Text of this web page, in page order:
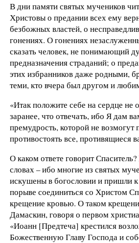
В дни памяти святых мучеников
Христовы о предании всех ему
безбожных властей, о
гонениях. О гонениях
сказать человек, не понимающий
предназначения страданий; о
этих избранников даже родными,
теми, кто вчера был другом и
«Итак положите себе на сердце не
заранее, что отвечать, ибо Я дам
премудрость, которой не возмогут
противостоять все, противящиеся
О каком ответе говорит
словах – ибо многие из святых
искушены в богословии и пришли к
порыве соединиться со Христом
крещение кровью. О таком
Дамаскин, говоря о первом
«Иоанн [Предтеча] крестился
Божественную Главу Господа и